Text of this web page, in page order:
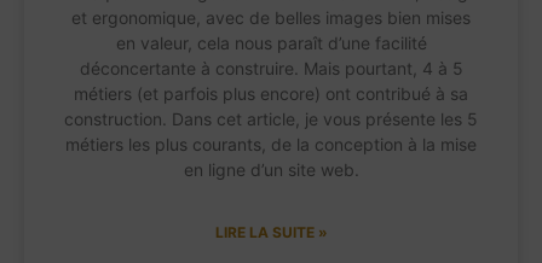
et ergonomique, avec de belles images bien mises
en valeur, cela nous paraît d’une facilité
déconcertante à construire. Mais pourtant, 4 à 5
métiers (et parfois plus encore) ont contribué à sa
construction. Dans cet article, je vous présente les 5
métiers les plus courants, de la conception à la mise
en ligne d’un site web.
LIRE LA SUITE »